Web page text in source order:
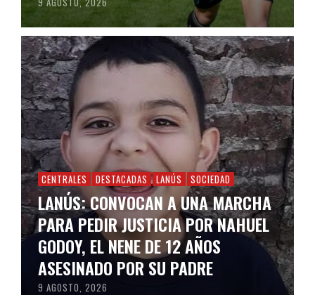
CENTRALES DESTACADAS LANÚS SOCIEDAD
LANÚS: CONVOCAN A UNA MARCHA
PARA PEDIR JUSTICIA POR NAHUEL
GODOY, EL NENE DE 12 AÑOS
ASESINADO POR SU PADRE
9 AGOSTO, 2026